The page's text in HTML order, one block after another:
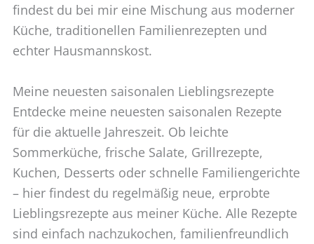
findest du bei mir eine Mischung aus moderner
Küche, traditionellen Familienrezepten und
echter Hausmannskost.
Meine neuesten saisonalen Lieblingsrezepte
Entdecke meine neuesten saisonalen Rezepte
für die aktuelle Jahreszeit. Ob leichte
Sommerküche, frische Salate, Grillrezepte,
Kuchen, Desserts oder schnelle Familiengerichte
– hier findest du regelmäßig neue, erprobte
Lieblingsrezepte aus meiner Küche. Alle Rezepte
sind einfach nachzukochen, familienfreundlich